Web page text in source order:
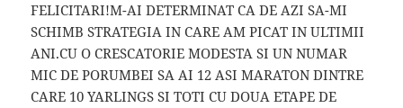
FELICITARI!M-AI DETERMINAT CA DE AZI SA-MI
SCHIMB STRATEGIA IN CARE AM PICAT IN ULTIMII
ANI.CU O CRESCATORIE MODESTA SI UN NUMAR
MIC DE PORUMBEI SA AI 12 ASI MARATON DINTRE
CARE 10 YARLINGS SI TOTI CU DOUA ETAPE DE